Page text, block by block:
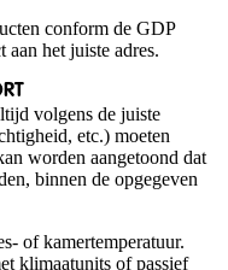
conform de GDP
het juiste adres.
volgens de juiste
etc.) moeten
worden aangetoond dat
binnen de opgegeven
of kamertemperatuur.
klimaatunits of passief